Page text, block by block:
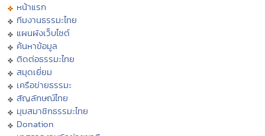
หน้าแรก
ทีมงานธรรมะไทย
แผนผังเว็บไซต์
ค้นหาข้อมูล
ติดต่อธรรมะไทย
สมุดเยี่ยม
เครือข่ายธรรมะ
สัญลักษณ์ไทย
มุมสมาชิกธรรมะไทย
Donation